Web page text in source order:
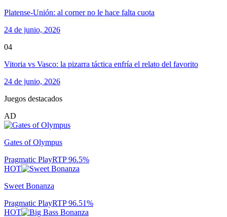
Platense-Unión: al corner no le hace falta cuota
24 de junio, 2026
04
Vitoria vs Vasco: la pizarra táctica enfría el relato del favorito
24 de junio, 2026
Juegos destacados
AD
Gates of Olympus
Pragmatic PlayRTP96.5%
HOT
Sweet Bonanza
Pragmatic PlayRTP96.51%
HOT